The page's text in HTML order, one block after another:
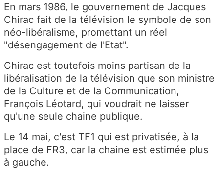
En mars 1986, le gouvernement de Jacques
Chirac fait de la télévision le symbole de son
néo-libéralisme, promettant un réel
"désengagement de l'Etat".
Chirac est toutefois moins partisan de la
libéralisation de la télévision que son ministre
de la Culture et de la Communication,
François Léotard, qui voudrait ne laisser
qu'une seule chaine publique.
Le 14 mai, c'est TF1 qui est privatisée, à la
place de FR3, car la chaine est estimée plus
à gauche.